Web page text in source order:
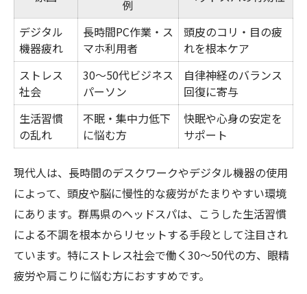
例
デジタル
機器疲れ
長時間PC作業・ス
マホ利用者
頭皮のコリ・目の疲
れを根本ケア
ストレス
社会
30～50代ビジネス
パーソン
自律神経のバランス
回復に寄与
生活習慣
の乱れ
不眠・集中力低下
に悩む方
快眠や心身の安定を
サポート
現代人は、長時間のデスクワークやデジタル機器の使用
によって、頭皮や脳に慢性的な疲労がたまりやすい環境
にあります。群馬県のヘッドスパは、こうした生活習慣
による不調を根本からリセットする手段として注目され
ています。特にストレス社会で働く30〜50代の方、眼精
疲労や肩こりに悩む方におすすめです。